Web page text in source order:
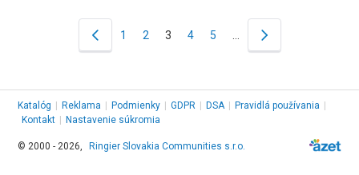
1 2 3 4 5
Katalóg Reklama Podmienky GDPR DSA Pravidlá používania
Kontakt
Nastavenie súkromia
© 2000 - 2026, Ringier Slovakia Communities s.r.o.